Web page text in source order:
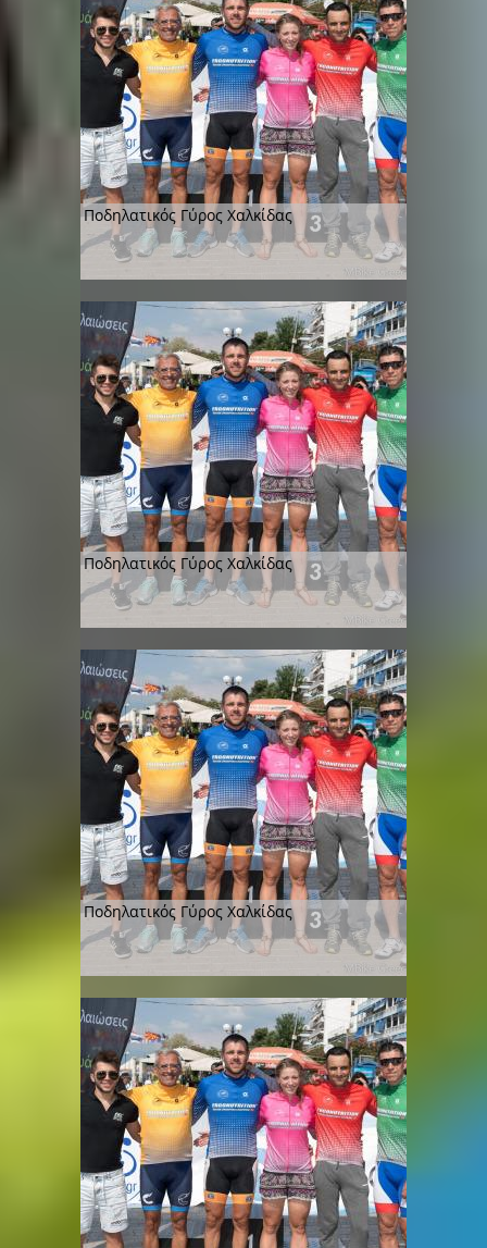
Ποδηλατικός Γύρος Χαλκίδας
Ποδηλατικός Γύρος Χαλκίδας
Ποδηλατικός Γύρος Χαλκίδας